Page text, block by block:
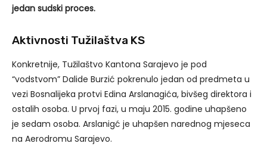
jedan sudski proces.
Aktivnosti Tužilaštva KS
Konkretnije, Tužilaštvo Kantona Sarajevo je pod
“vodstvom” Dalide Burzić pokrenulo jedan od predmeta u
vezi Bosnalijeka protvi Edina Arslanagića, bivšeg direktora i
ostalih osoba. U prvoj fazi, u maju 2015. godine uhapšeno
je sedam osoba. Arslanigć je uhapšen narednog mjeseca
na Aerodromu Sarajevo.